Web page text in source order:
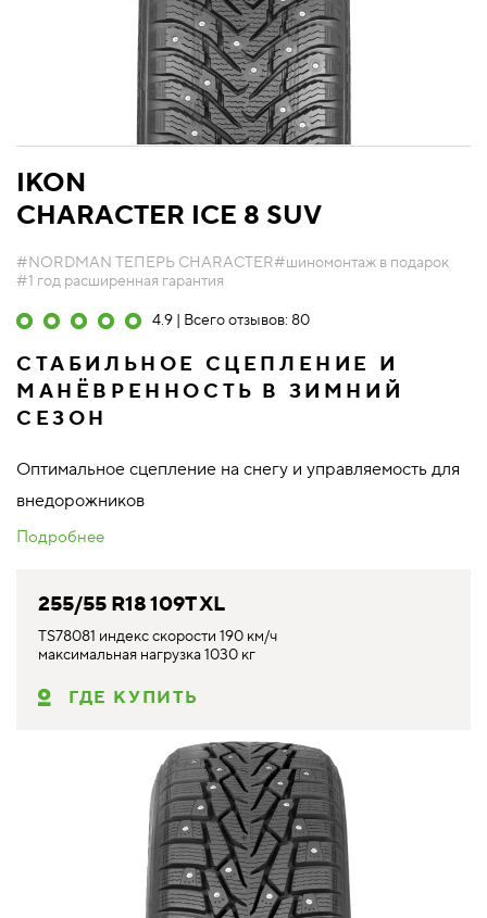
IKON
CHARACTER ICE 8 SUV
#NORDMAN ТЕПЕРЬ CHARACTER#шиномонтаж в подарок
#1 год расширенная гарантия
4.9 | Всего отзывов: 80
СТАБИЛЬНОЕ СЦЕПЛЕНИЕ И
МАНЁВРЕННОСТЬ В ЗИМНИЙ
СЕЗОН
Оптимальное сцепление на снегу и управляемость для
внедорожников
Подробнее
255/55 R18 109T XL
TS78081 индекс скорости 190 км/ч
максимальная нагрузка 1030 кг
ГДЕ КУПИТЬ